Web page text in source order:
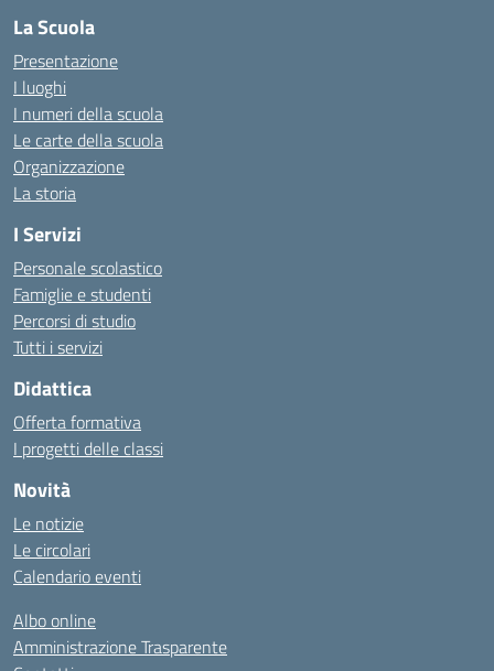
La Scuola
Presentazione
I luoghi
I numeri della scuola
Le carte della scuola
Organizzazione
La storia
I Servizi
Personale scolastico
Famiglie e studenti
Percorsi di studio
Tutti i servizi
Didattica
Offerta formativa
I progetti delle classi
Novità
Le notizie
Le circolari
Calendario eventi
Albo online
Amministrazione Trasparente